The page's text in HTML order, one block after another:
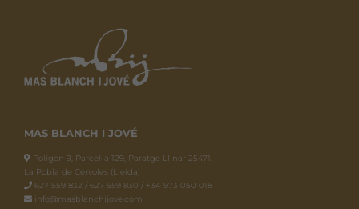
MAS BLANCH I JOVÉ
Polígon 9, Parcel·la 129, Paratge Llinar 25471.
La Pobla de Cérvoles (Lleida)
627 559 832 / 627 559 830 / +34 973 050 018
info@masblanchijove.com